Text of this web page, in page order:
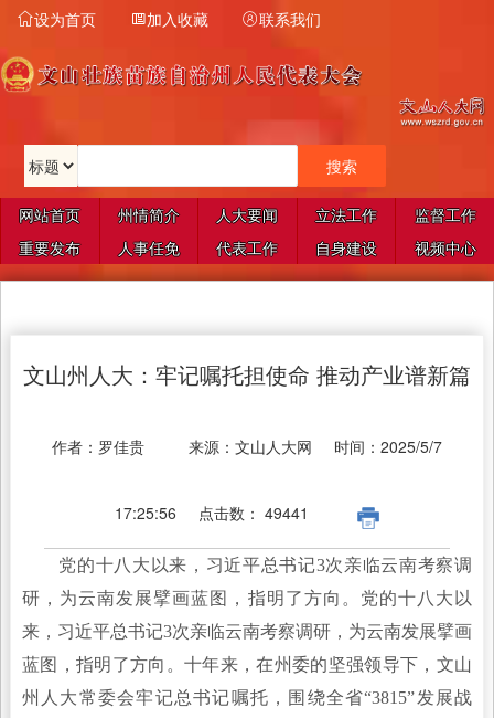
设为首页 加入收藏 联系我们
网站首页 州情简介 人大要闻 立法工作
监督工作
重要发布
人事任免 代表工作 自身建设 视频中心
文山州人大：牢记嘱托担使命 推动产业谱新篇
作者： 罗佳贵 来源： 文山人大网 时间： 2025/5/7
17:25:56 点击数： 49441
党的十八大以来，习近平总书记3次亲临云南考察调
研，为云南发展擘画蓝图，指明了方向。党的十八大以
来，习近平总书记3次亲临云南考察调研，为云南发展擘画
蓝图，指明了方向。十年来，在州委的坚强领导下，文山
州人大常委会牢记总书记嘱托，围绕全省“3815”发展战